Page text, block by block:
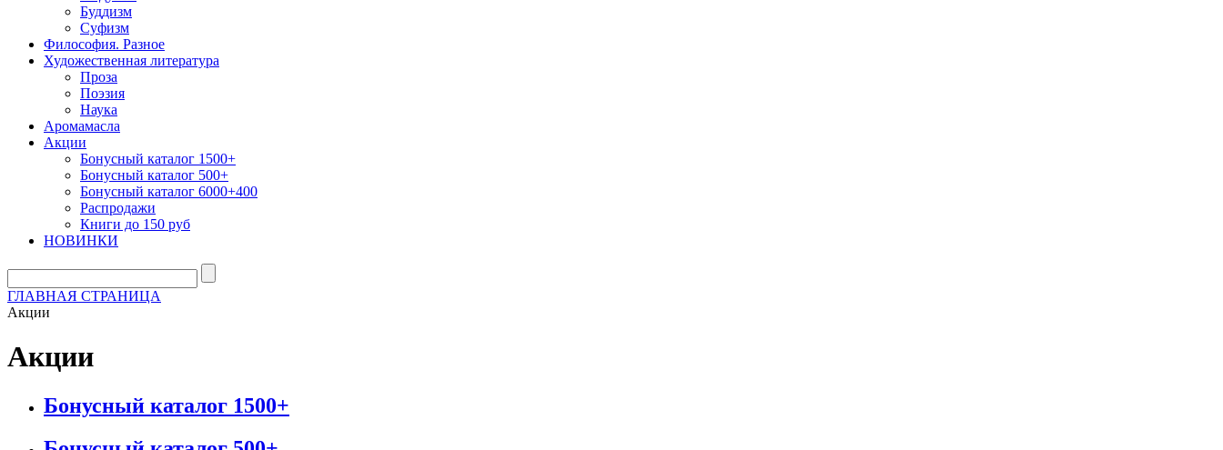
Буддизм
Суфизм
Философия. Разное
Художественная литература
Проза
Поэзия
Наука
Аромамасла
Акции
Бонусный каталог 1500+
Бонусный каталог 500+
Бонусный каталог 6000+400
Распродажи
Книги до 150 руб
НОВИНКИ
ГЛАВНАЯ СТРАНИЦА
Акции
Акции
Бонусный каталог 1500+